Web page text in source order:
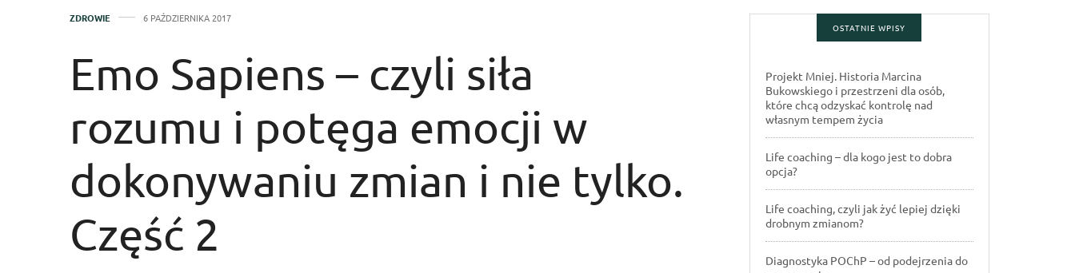
ZDROWIE 6 PAŹDZIERNIKA 2017
Emo Sapiens – czyli siła
rozumu i potęga emocji w
dokonywaniu zmian i nie tylko.
Część 2
OSTATNIE WPISY
Projekt Mniej. Historia Marcina
Bukowskiego i przestrzeni dla osób,
które chcą odzyskać kontrolę nad
własnym tempem życia
Life coaching – dla kogo jest to dobra
opcja?
Life coaching, czyli jak żyć lepiej dzięki
drobnym zmianom?
Diagnostyka POChP – od podejrzenia do